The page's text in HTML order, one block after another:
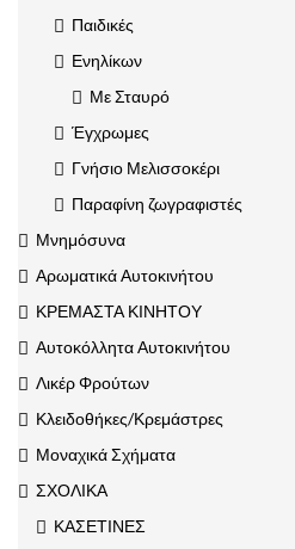
Παιδικές
Ενηλίκων
Με Σταυρό
Έγχρωμες
Γνήσιο Μελισσοκέρι
Παραφίνη ζωγραφιστές
Μνημόσυνα
Αρωματικά Αυτοκινήτου
ΚΡΕΜΑΣΤΑ ΚΙΝΗΤΟΥ
Αυτοκόλλητα Αυτοκινήτου
Λικέρ Φρούτων
Κλειδοθήκες/Κρεμάστρες
Μοναχικά Σχήματα
ΣΧΟΛΙΚΑ
ΚΑΣΕΤΙΝΕΣ